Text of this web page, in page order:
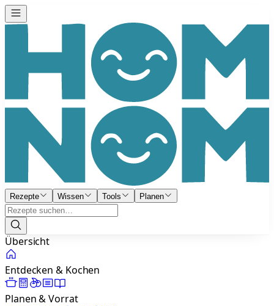
Rezepte Wissen Tools Planen
Übersicht
Entdecken & Kochen
Planen & Vorrat